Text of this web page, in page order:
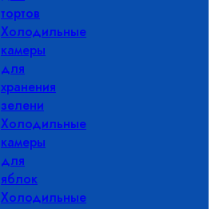
тортов
Холодильные
камеры
для
хранения
зелени
Холодильные
камеры
для
яблок
Холодильные